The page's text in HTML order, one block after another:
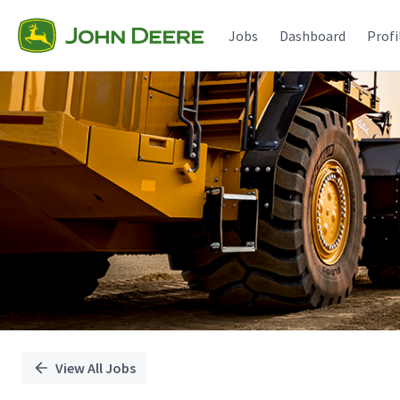
Jobs Dashboard
Single
Position
View All Jobs